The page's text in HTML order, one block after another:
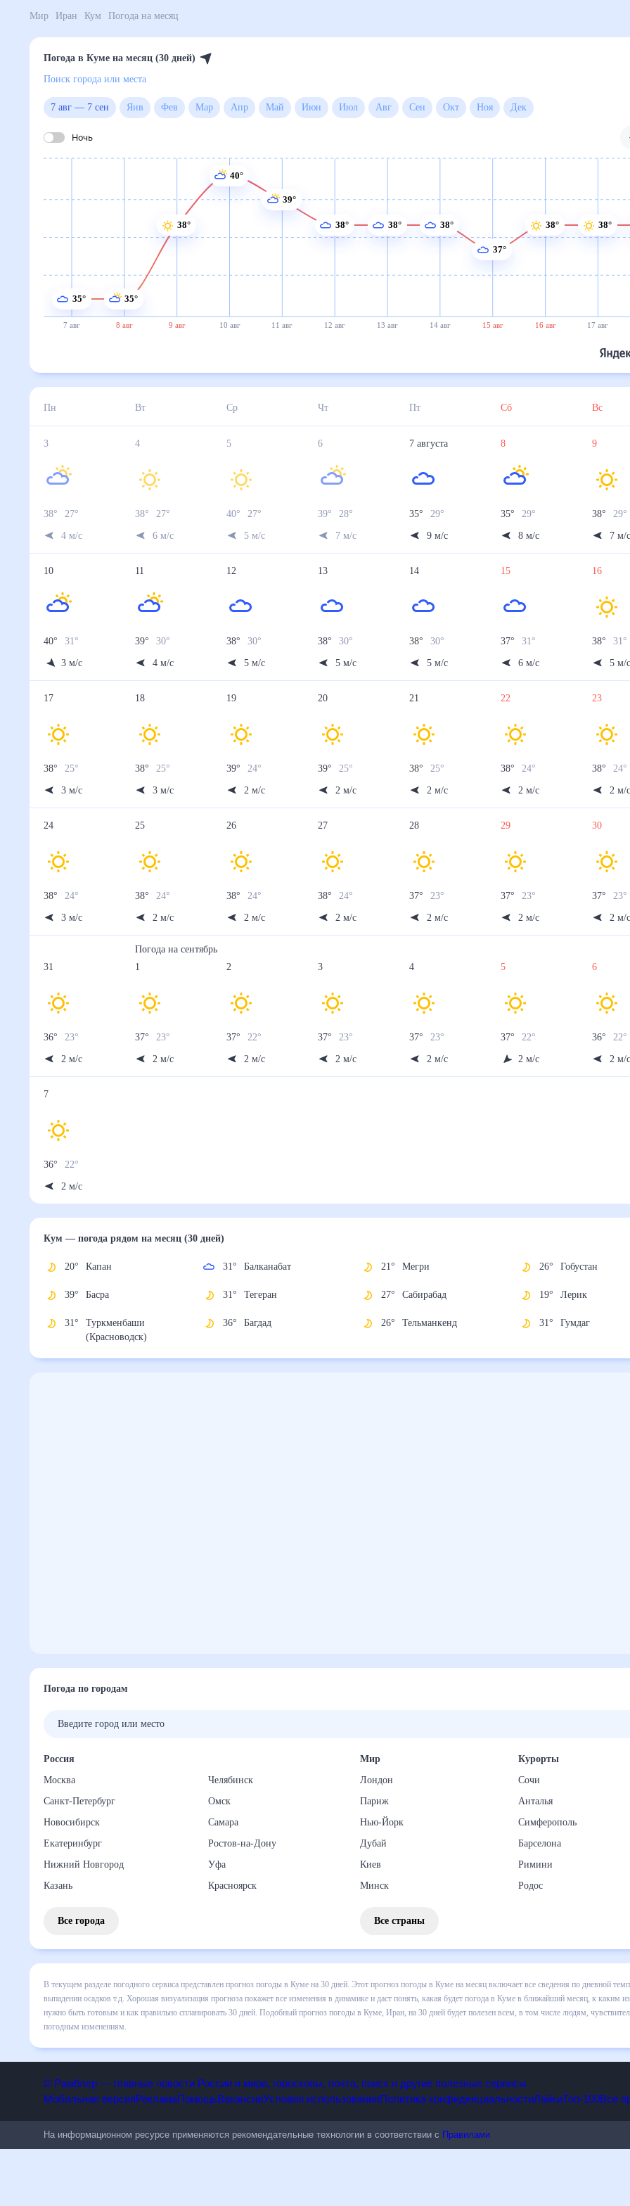
Мир Иран Кум Погода на месяц
Погода в Куме на месяц (30 дней)
Поиск города или места
7 авг—7 сен Янв Фев Мар Апр Май Июн Июл Авг Сен Окт Ноя
Ночь
7 авг 8 авг 9 авг 10 авг 11 авг 12 авг 13 авг 14 авг 15 авг 16 авг 17 авг
35° 35°
38°
40°
39°
38°
38°
38°
37°
38° 38°
Пн Вт Ср Чт Пт Сб Вс
3
38° 27
4 м/с
4
38° 27
6 м/с
5
40° 27
5 м/с
6
39° 28
7 м/с
7 августа
35° 29
9 м/с
8
35° 29
8 м/с
9
38° 29
7 м/
10
40° 31°
3 м/с
11
39° 30
4 м/с
12
38° 30
5 м/с
13
38° 30
5 м/с
14
38° 30
5 м/с
15
37° 31°
6 м/с
16
38° 31°
5 м/
17
38° 25
3 м/с
18
38° 25
3 м/с
19
39° 24
2 м/с
20
39° 25
2 м/с
21
38° 25
2 м/с
22
38° 24
2 м/с
23
38° 24
2 м/
24
38° 24
3 м/с
25
38° 24
2 м/с
26
38° 24
2 м/с
27
38° 24
2 м/с
28
37° 23°
2 м/с
29
37° 23°
2 м/с
30
37° 23°
2 м/
31
36° 23
2 м/с
Погода насентябрь
1
37° 23°
2 м/с
2
37° 22°
2 м/с
3
37° 23°
2 м/с
4
37° 23°
2 м/с
5
37° 22°
2 м/с
6
36° 22
2 м/
7
36° 22
2 м/с
Кум — погода рядом на месяц (30 дней)
20° Капан
39° Басра
31°
Туркменбаши
(Красноводск)
31° Балканабат
31° Тегеран
36° Багдад
21° Мегри
27° Сабирабад
26° Тельманкенд
26° Гобустан
19° Лерик
31° Гумдаг
Погода по городам
Россия
Москва
Санкт-Петербург
Новосибирск
Екатеринбург
Нижний Новгород
Казань
Челябинск
Омск
Самара
Ростов-на-Дону
Уфа
Красноярск
Все города
Мир
Лондон
Париж
Нью-Йорк
Дубай
Киев
Минск
Курорты
Сочи
Анталья
Симферополь
Барселона
Римини
Родос
Все страны
В текущем разделе погодного сервиса представлен прогноз погоды в Куме на 30 дней. Этот прогноз погоды в Куме на месяц
все сведения по дневной температуре , выпадении осадков т.д. Хорошая визуализация прогноза покажет все изменения в
понять, какая будет погода в Куме в ближайший месяц, к каким изменениям нужно быть готовым и как правильно спланировать
Подобный прогноз погоды в Куме, Иран, на 30 дней будет полезен всем, в том числе людям, чувствительным к погодным
© Рамблер — главные новости России и мира, гороскопы, почта, поиск и другие полезные сервисы
Мобильная версияРекламаПомощьВакансииУсловия использованияПолитика конфиденциальностиЛайкиТоп-100
На информационном ресурсе применяются рекомендательные технологии в соответствии сПравилами